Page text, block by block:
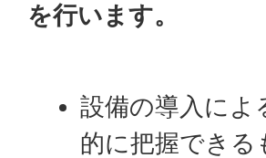
を行います。
設備の導入によ
的に把握でき